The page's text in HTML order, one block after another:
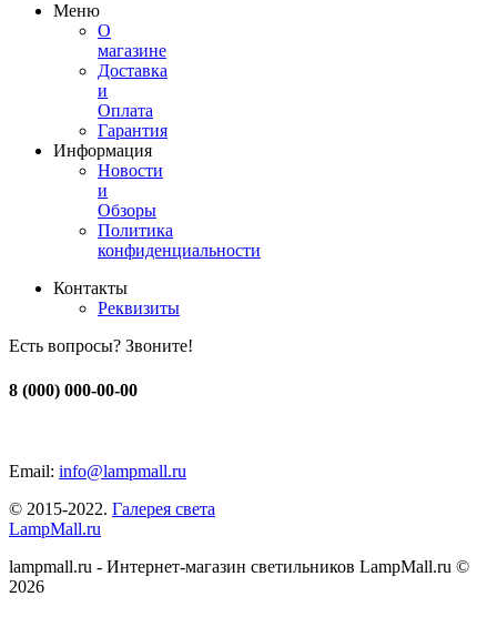
Меню
О
магазине
Доставка
и
Оплата
Гарантия
Информация
Новости
и
Обзоры
Политика
конфиденциальности
Контакты
Реквизиты
Есть вопросы? Звоните!
8 (000) 000-00-00
Email: info@lampmall.ru
© 2015-2022. Галерея света
LampMall.ru
lampmall.ru - Интернет-магазин светильников LampMall.ru ©
2026